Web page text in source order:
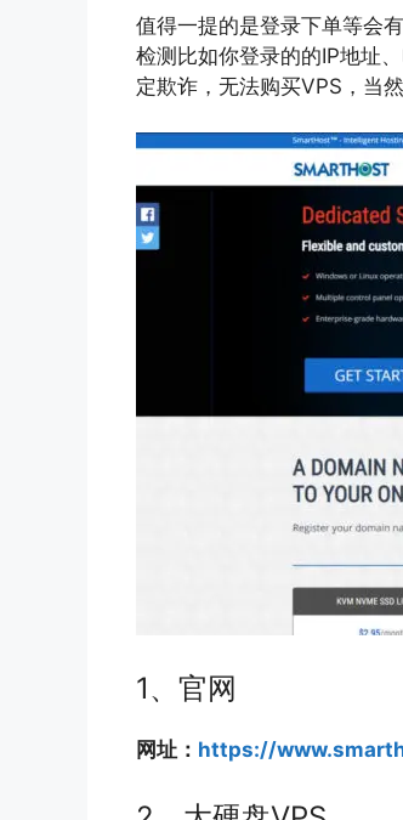
值得一提的是登录下单等会
检测比如你登录的的IP地址
定欺诈，无法购买VPS，当
1、官网
网址： https://